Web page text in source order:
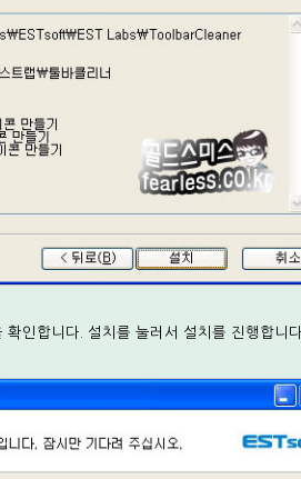
확인합니다. 설치를 눌러서 설치를 진행합니